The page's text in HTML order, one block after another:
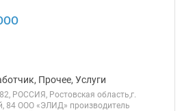
Прочее, Услуги
РОССИЯ, Ростовская область,г.
84 ООО «ЭЛИД» производитель